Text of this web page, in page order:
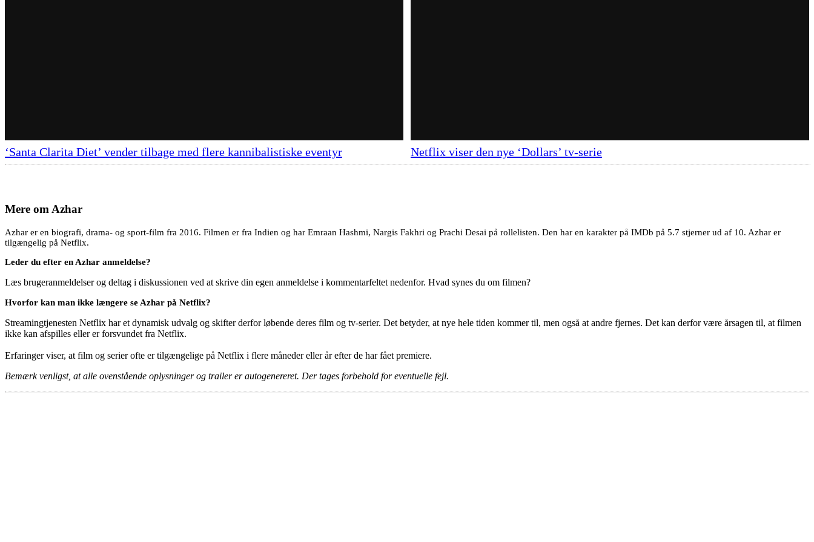
‘Santa Clarita Diet’ vender tilbage med flere kannibalistiske eventyr Netflix viser den nye ‘Dollars’ tv-serie
Mere omAzhar
Azhar er en biografi, drama- og sport-film fra 2016. Filmen er fra Indien og har Emraan Hashmi, Nargis Fakhri og Prachi Desai på rollelisten. Den har en karakter på IMDb på 5.7 stjerner ud af 10. Azhar er
tilgængelig på Netflix.
Leder du efter en Azhar anmeldelse?
Læs brugeranmeldelser og deltag i diskussionen ved at skrive din egen anmeldelse i kommentarfeltet nedenfor. Hvad synes du om filmen?
Hvorfor kan man ikke længere se Azhar på Netflix?
Streamingtjenesten Netflix har et dynamisk udvalg og skifter derfor løbende deres film og tv-serier. Det betyder, at nye hele tiden kommer til, men også at andre fjernes. Det kan derfor være årsagen til, at filmen
ikke kan afspilles eller er forsvundet fra Netflix.
Erfaringer viser, at film og serier ofte er tilgængelige på Netflix i flere måneder eller år efter de har fået premiere.
Bemærk venligst, at alle ovenstående oplysninger og trailer er autogenereret. Der tages forbehold for eventuelle fejl.